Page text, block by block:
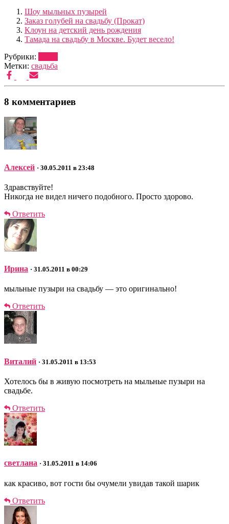
Шоу мыльных пузырей
Заказ голубей на свадьбу (Прокат)
Клоун на детский день рождения
Тамада на свадьбу в Москве. Будет весело!
Рубрики:
Метки: свадьба
8 комментариев
Алексей · 30.05.2011 в 23:48
Здравствуйте!
Никогда не видел ничего подобного. Просто здорово.
Ответить
Ирина · 31.05.2011 в 00:29
мыльные пузыри на свадьбу — это оригинально!
Ответить
Виталий · 31.05.2011 в 13:53
Хотелось бы в живую посмотреть на мыльные пузыри на
свадьбе.
Ответить
светлана · 31.05.2011 в 14:06
как красиво, вот гости бы очумели увидав такой шарик
Ответить